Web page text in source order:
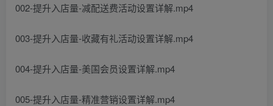
002-提升入店量-减配送费活动设置详解.mp4
003-提升入店量-收藏有礼活动设置详解.mp4
004-提升入店量-美国会员设置详解.mp4
005-提升入店量-精准营销设置详解.mp4